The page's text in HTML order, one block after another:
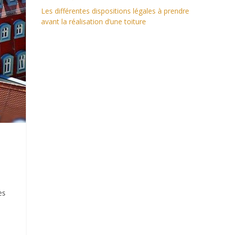
Les différentes dispositions légales à prendre
avant la réalisation d’une toiture